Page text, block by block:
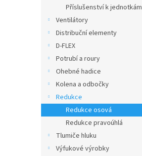
Příslušenství k jednotkám
Ventilátory
Distribuční elementy
D-FLEX
Potrubí a roury
Ohebné hadice
Kolena a odbočky
Redukce
Redukce osová
Redukce pravoúhlá
Tlumiče hluku
Výfukové výrobky